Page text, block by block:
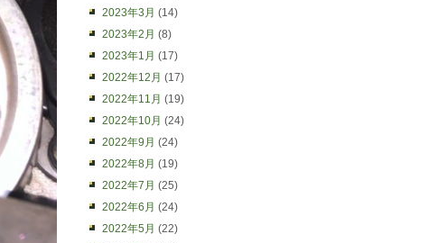
2023年3月 (14)
2023年2月 (8)
2023年1月 (17)
2022年12月 (17)
2022年11月 (19)
2022年10月 (24)
2022年9月 (24)
2022年8月 (19)
2022年7月 (25)
2022年6月 (24)
2022年5月 (22)